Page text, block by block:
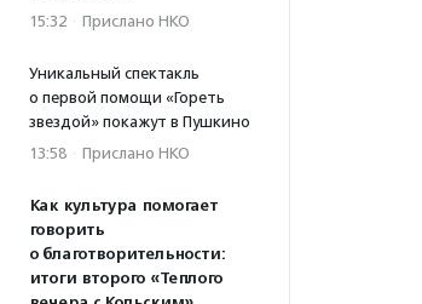
15:32 · Прислано НКО
Уникальный спектакль
о первой помощи «Гореть
звездой» покажут в Пушкино
13:58 · Прислано НКО
Как культура помогает
говорить
о благотворительности:
итоги второго «Теплого